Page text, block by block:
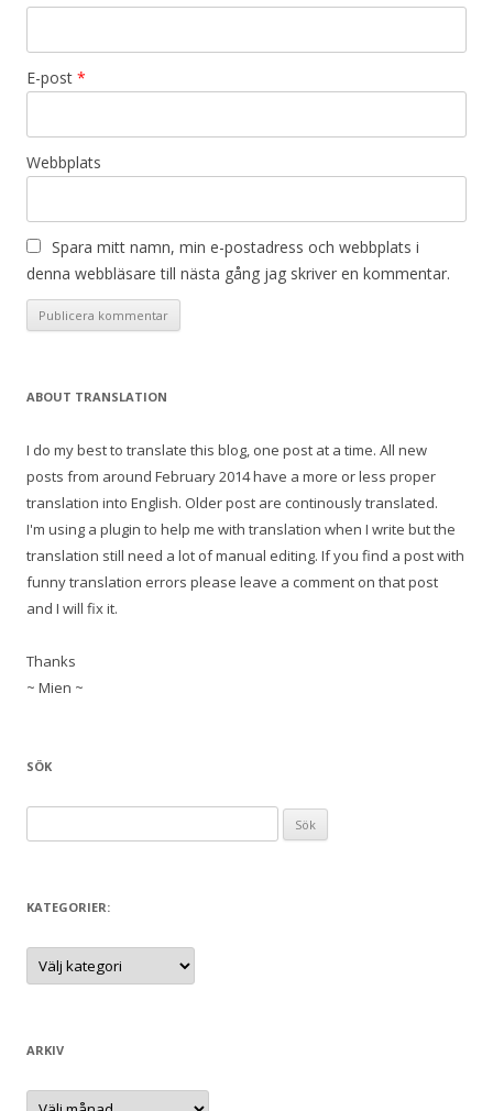
E-post *
Webbplats
Spara mitt namn, min e-postadress och webbplats i
denna webbläsare till nästa gång jag skriver en kommentar.
ABOUT TRANSLATION
I do my best to translate this blog, one post at a time. All new
posts from around February 2014 have a more or less proper
translation into English. Older post are continously translated.
I'm using a plugin to help me with translation when I write but the
translation still need a lot of manual editing. If you find a post with
funny translation errors please leave a comment on that post
and I will fix it.
Thanks
~ Mien ~
SÖK
ö
e
t
e
KATEGORIER:
K
t
r
i
r
ARKIV
A